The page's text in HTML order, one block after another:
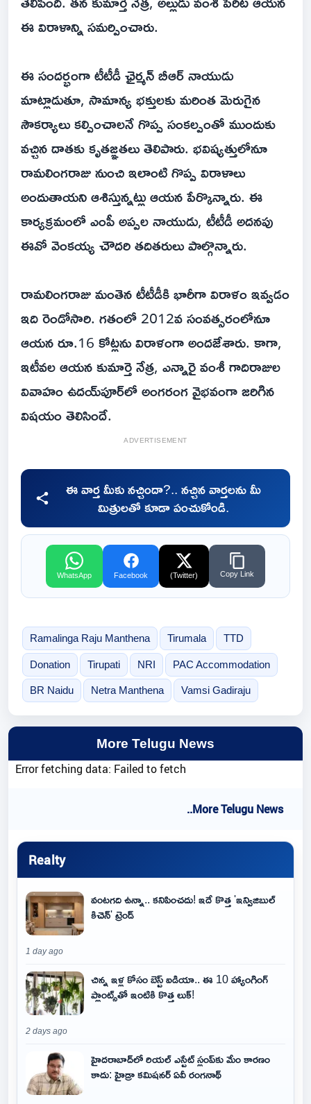
ఈ విరాళాన్ని సమర్పించారు.
ఈ సందర్భంగా టీటీడీ ఛైర్మన్‌ బీఆర్‌ నాయుడు
మాట్లాడుతూ, సామాన్య భక్తులకు మరింత మెరుగైన
సౌకర్యాలు కల్పించాలనే గొప్ప సంకల్పంతో ముందుకు
వచ్చిన దాతకు కృతజ్ఞతలు తెలిపారు. భవిష్యత్తులోనూ
రామలింగరాజు నుంచి ఇలాంటి గొప్ప విరాళాలు
అందుతాయని ఆశిస్తున్నట్లు ఆయన పేర్కొన్నారు. ఈ
కార్యక్రమంలో ఎంపీ అప్పల నాయుడు, టీటీడీ అదనపు
ఈవో వెంకయ్య చౌదరి తదితరులు పాల్గొన్నారు.
రామలింగరాజు మంతెన టీటీడీకి భారీగా విరాళం ఇవ్వడం
ఇది రెండోసారి. గతంలో 2012వ సంవత్సరంలోనూ
ఆయన రూ.16 కోట్లను విరాళంగా అందజేశారు. కాగా,
ఇటీవల ఆయన కుమార్తె నేత్ర, ఎన్నారై వంశీ గాదిరాజుల
వివాహం ఉదయ్‌పూర్‌లో అంగరంగ వైభవంగా జరిగిన
విషయం తెలిసిందే.
ADVERTISEMENT
ఈ వార్త మీకు నచ్చిందా?.. నచ్చిన వార్తలను మీ
మిత్రులతో కూడా పంచుకోండి.
WhatsApp Facebook (Twitter) Copy Link
Ramalinga Raju Manthena Tirumala TTD
Donation Tirupati NRI PAC Accommodation
BR Naidu Netra Manthena Vamsi Gadiraju
More Telugu News
Error fetching data: Failed to fetch
..More Telugu News
Realty
వంటగది ఉన్నా.. కనిపించదు! ఇదే కొత్త 'ఇన్విజిబుల్
కిచెన్' ట్రెండ్
1 day ago
చిన్న ఇళ్ల కోసం బెస్ట్ ఐడియా.. ఈ 10 హ్యాంగింగ్
ప్లాంట్స్‌తో ఇంటికి కొత్త లుక్!
2 days ago
హైదరాబాద్‌లో రియల్ ఎస్టేట్ స్లంప్‌కు మేం కారణం
కాదు: హైడ్రా కమిషనర్ ఏవీ రంగనాథ్